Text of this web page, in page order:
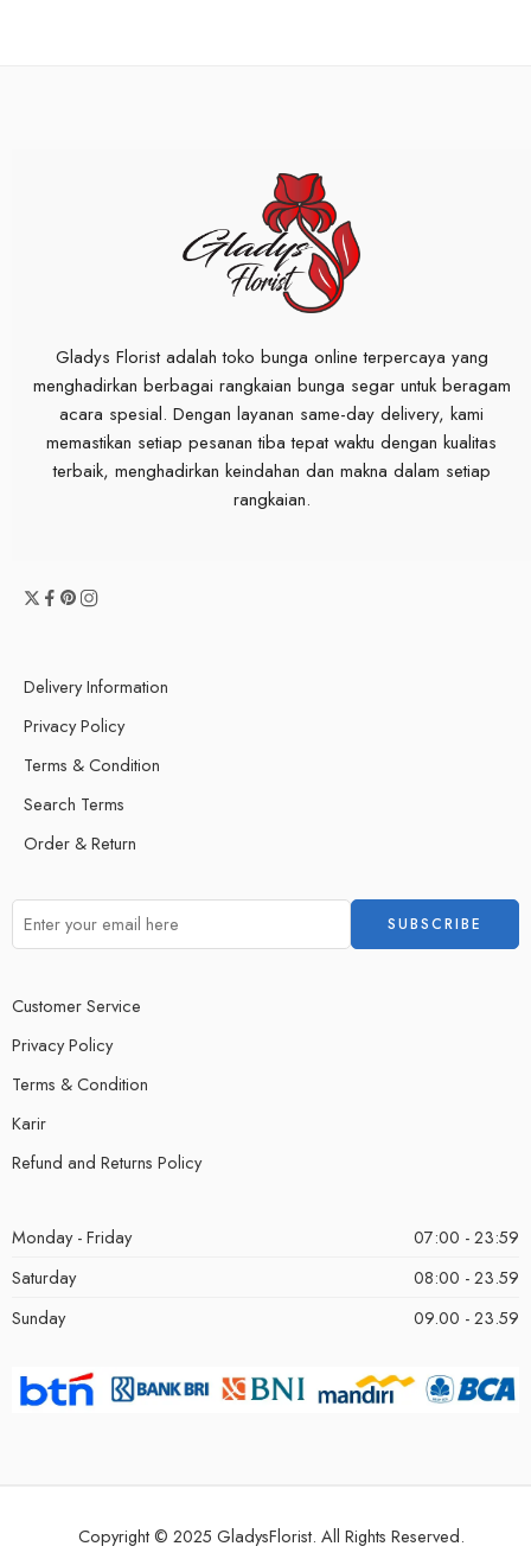
Gladys Florist adalah toko bunga online terpercaya yang
menghadirkan berbagai rangkaian bunga segar untuk beragam
acara spesial. Dengan layanan same-day delivery, kami
memastikan setiap pesanan tiba tepat waktu dengan kualitas
terbaik, menghadirkan keindahan dan makna dalam setiap
rangkaian.
Delivery Information
Privacy Policy
Terms & Condition
Search Terms
Order & Return
Customer Service
Privacy Policy
Terms & Condition
Karir
Refund and Returns Policy
Monday - Friday
07:00 - 23:59
Saturday
08:00 - 23.59
Sunday
09.00 - 23.59
Copyright © 2025 GladysFlorist. All Rights Reserved.